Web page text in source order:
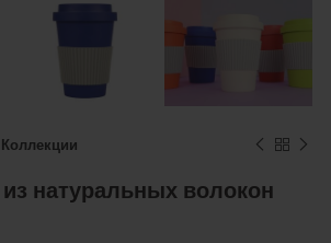
Коллекции
натуральных волокон